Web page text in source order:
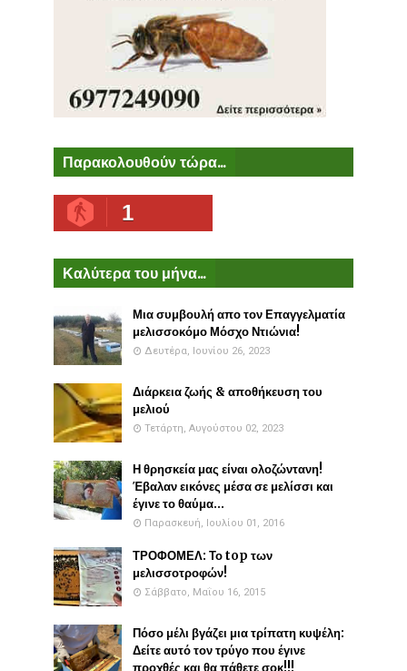
Παρακολουθούν τώρα...
1
Καλύτερα του μήνα...
Μια συμβουλή απο τον Επαγγελματία
μελισσοκόμο Μόσχο Ντιώνια!
Δευτέρα, Ιουνίου 26, 2023
Διάρκεια ζωής & αποθήκευση του
μελιού
Τετάρτη, Αυγούστου 02, 2023
Η θρησκεία μας είναι ολοζώντανη!
Έβαλαν εικόνες μέσα σε μελίσσι και
έγινε το θαύμα...
Παρασκευή, Ιουλίου 01, 2016
ΤΡΟΦΟΜΕΛ: Το top των
μελισσοτροφών!
Σάββατο, Μαΐου 16, 2015
Πόσο μέλι βγάζει μια τρίπατη κυψέλη:
Δείτε αυτό τον τρύγο που έγινε